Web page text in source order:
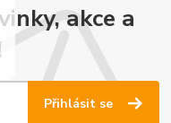
akce a
Přihlásit se